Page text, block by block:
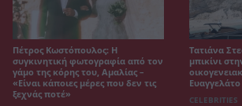
Πέτρος Κωστόπουλος: Η
συγκινητική φωτογραφία από τον
γάμο της κόρης του, Αμαλίας –
«Είναι κάποιες μέρες που δεν τις
ξεχνάς ποτέ»
Τατιάνα
μπικίνι
CELEBRITIES